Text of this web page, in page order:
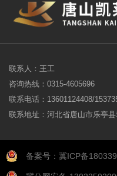
联系人：王工
咨询热线：0315-4605696
联系电话：13601124408/
联系地址：河北省唐山市乐亭
备案号：冀ICP备